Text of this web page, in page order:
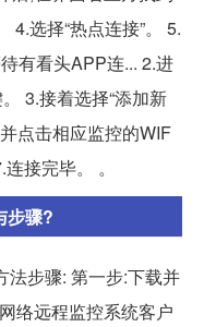
4.选择“热点连接”。 5.
有看头APP连... 2.进
3.接着选择“添加新
点击相应监控的WIF
接完毕。 。
步骤?
法步骤: 第一步:下载并
络远程监控系统客户